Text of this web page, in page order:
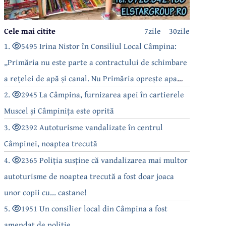
30zile
7zile
Cele mai citite
1.
5495 Irina Nistor în Consiliul Local Câmpina:
„Primăria nu este parte a contractului de schimbare
a rețelei de apă și canal. Nu Primăria oprește apa
câmpinenilor!”
2.
2945 La Câmpina, furnizarea apei în cartierele
Muscel și Câmpinița este oprită
3.
2392 Autoturisme vandalizate în centrul
Câmpinei, noaptea trecută
4.
2365 Poliția susține că vandalizarea mai multor
autoturisme de noaptea trecută a fost doar joaca
unor copii cu... castane!
5.
1951 Un consilier local din Câmpina a fost